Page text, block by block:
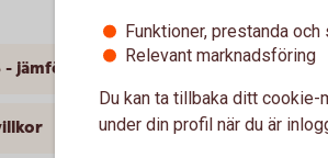
- jämför innehåll
Funktioner, prestanda
Relevant marknadsföring
Du kan ta tillbaka ditt
under din profil när du är